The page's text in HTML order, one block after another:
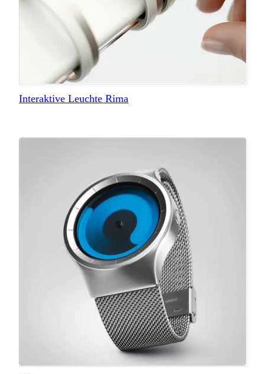
Interaktive Leuchte Rima